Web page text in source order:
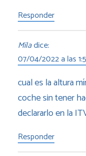
Responder
Miladice:
07/04/2022 a las
cual es la altura
coche sin tener
declararlo en la
Responder